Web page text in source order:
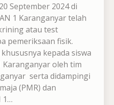
September 2024 di
1 Karanganyar telah
atau test
pemeriksaan fisik.
kepada siswa
Karanganyar oleh tim
serta didampingi
(PMR) dan
1…